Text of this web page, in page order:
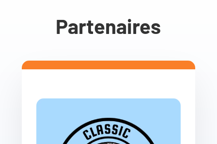
Partenaires